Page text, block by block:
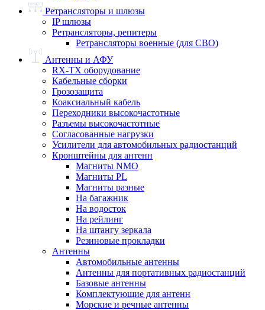
Ретрансляторы и шлюзы
IP шлюзы
Ретрансляторы, репитеры
Ретрансляторы военные (для СВО)
Антенны и АФУ
RX-TX оборудование
Кабельные сборки
Грозозащита
Коаксиальный кабель
Переходники высокочастотные
Разъемы высокочастотные
Согласованные нагрузки
Усилители для автомобильных радиостанций
Кронштейны для антенн
Магниты NMO
Магниты PL
Магниты разные
На багажник
На водосток
На рейлинг
На штангу зеркала
Резиновые прокладки
Антенны
Автомобильные антенны
Антенны для портативных радиостанций
Базовые антенны
Комплектующие для антенн
Морские и речные антенны